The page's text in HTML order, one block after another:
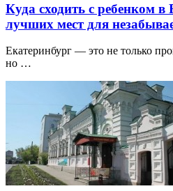
Куда сходить с ребенком в
лучших мест для
Екатеринбург — это не только
но …